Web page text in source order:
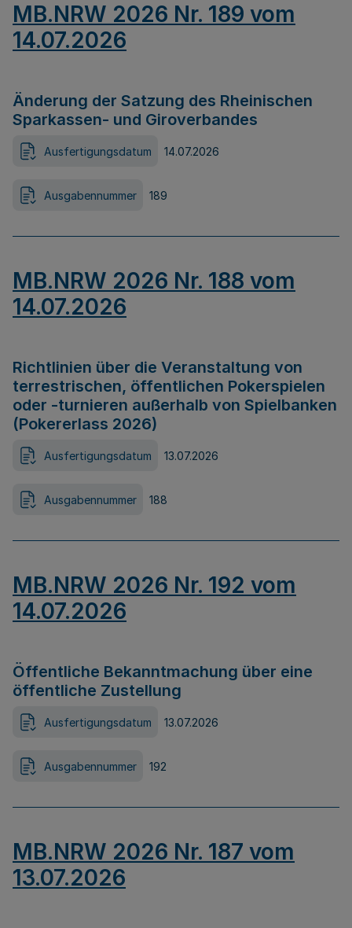
MB.NRW 2026 Nr. 189 vom
14.07.2026
Änderung der Satzung des Rheinischen
Sparkassen- und Giroverbandes
Ausfertigungsdatum 14.07.2026
Ausgabennummer 189
MB.NRW 2026 Nr. 188 vom
14.07.2026
Richtlinien über die Veranstaltung von
terrestrischen, öffentlichen Pokerspielen
oder -turnieren außerhalb von Spielbanken
(Pokererlass 2026)
Ausfertigungsdatum 13.07.2026
Ausgabennummer 188
MB.NRW 2026 Nr. 192 vom
14.07.2026
Öffentliche Bekanntmachung über eine
öffentliche Zustellung
Ausfertigungsdatum 13.07.2026
Ausgabennummer 192
MB.NRW 2026 Nr. 187 vom
13.07.2026